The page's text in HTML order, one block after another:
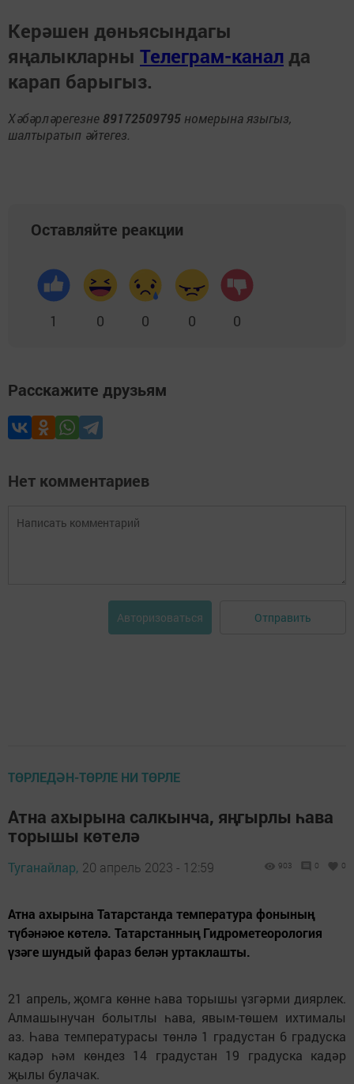
Керәшен дөньясындагы
яңалыкларны Телеграм-канал да
карап барыгыз.
Хәбәрләрегезне 89172509795 номерына языгыз,
шалтыратып әйтегез.
Оставляйте реакции
1 0 0 0 0
Расскажите друзьям
Нет комментариев
Авторизоваться Отправить
ТӨРЛЕДӘН-ТӨРЛЕ НИ ТӨРЛЕ
Атна ахырына салкынча, яңгырлы һава
торышы көтелә
Туганайлар, 20 апрель 2023 - 12:59 903 0 0
Атна ахырына Татарстанда температура фонының
түбәнәюе көтелә. Татарстанның Гидрометеорология
үзәге шундый фараз белән уртаклашты.
21 апрель, җомга көнне һава торышы үзгәрми диярлек.
Алмашынучан болытлы һава, явым-төшем ихтималы
аз. Һава температурасы төнлә 1 градустан 6 градуска
кадәр һәм көндез 14 градустан 19 градуска кадәр
җылы булачак.